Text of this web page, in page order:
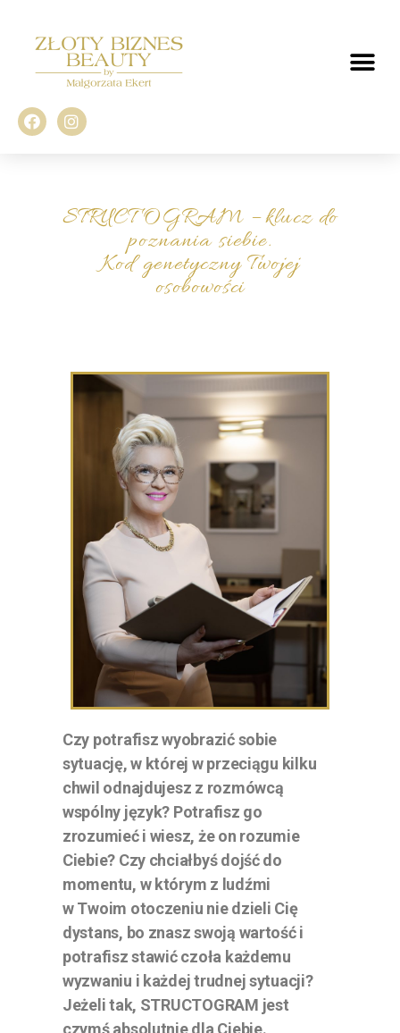
STRUCTOGRAM – klucz do
poznania siebie.
Kod genetyczny Twojej
osobowości
Czy potrafisz wyobrazić sobie
sytuację, w której w przeciągu kilku
chwil odnajdujesz z rozmówcą
wspólny język? Potrafisz go
zrozumieć i wiesz, że on rozumie
Ciebie? Czy chciałbyś dojść do
momentu, w którym z ludźmi
w Twoim otoczeniu nie dzieli Cię
dystans, bo znasz swoją wartość i
potrafisz stawić czoła każdemu
wyzwaniu i każdej trudnej sytuacji?
Jeżeli tak, STRUCTOGRAM jest
czymś absolutnie dla Ciebie.